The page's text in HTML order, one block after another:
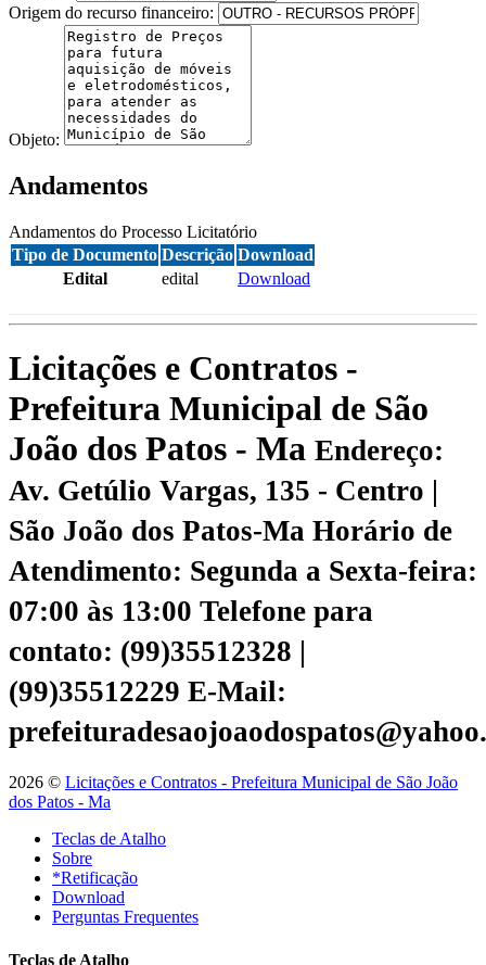
Origem do recurso financeiro:
Objeto:
Andamentos
Andamentos do Processo Licitatório
Tipo de Documento Descrição Download
Edital
edital Download
Licitações e Contratos -
Prefeitura Municipal de São
João dos Patos - Ma Endereço:
Av. Getúlio Vargas, 135 - Centro |
São João dos Patos-Ma Horário de
Atendimento: Segunda a Sexta-feira:
07:00 às 13:00 Telefone para
contato: (99)35512328 |
(99)35512229 E-Mail:
2026 © Licitações e Contratos - Prefeitura Municipal de São João
dos Patos - Ma
Teclas de Atalho
Sobre
*Retificação
Download
Perguntas Frequentes
Teclas de Atalho